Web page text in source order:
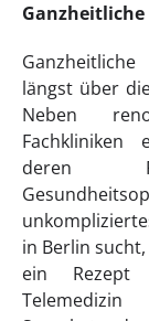
längst über
Neben
Fachkliniken
deren
in Berlin
ein Rezept